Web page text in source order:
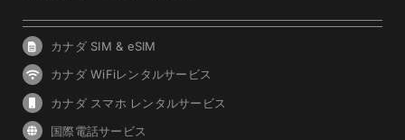
カナダ SIM & eSIM
カナダ WiFiレンタルサービス
カナダ スマホ レンタルサービス
国際電話サービス